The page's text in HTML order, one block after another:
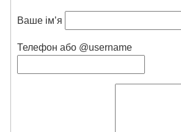
Ваше імʼя
Телефон або @username